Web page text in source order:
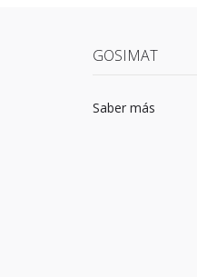
GOSIMAT
Saber más